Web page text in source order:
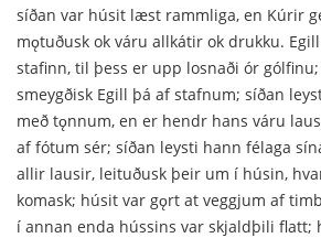
síðan var húsit læst rammliga, en Kúrir
mǫtuðusk ok váru allkátir ok drukku.
stafinn, til þess er upp losnaði ór
smeygðisk Egill þá af stafnum; síðan
með tǫnnum, en er hendr hans váru
af fótum sér; síðan leysti hann félaga
allir lausir, leituðusk þeir um í húsin,
komask; húsit var gǫrt at veggjum af
í annan enda hússins var skjaldþili flatt;